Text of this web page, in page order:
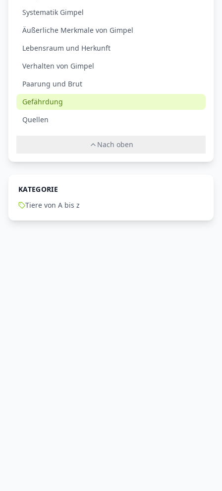
Systematik Gimpel
Äußerliche Merkmale von Gimpel
Lebensraum und Herkunft
Verhalten von Gimpel
Paarung und Brut
Gefährdung
Quellen
Nach oben
KATEGORIE
Tiere von A bis z